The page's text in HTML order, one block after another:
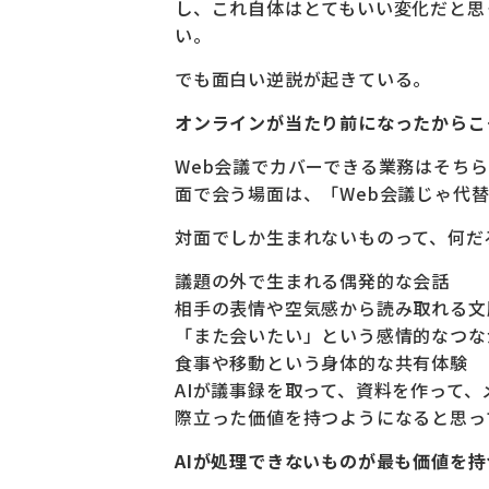
し、これ自体はとてもいい変化だと
い。
でも面白い逆説が起きている。
オンラインが当たり前になったから
Web会議でカバーできる業務はそち
面で会う場面は、「Web会議じゃ代
対面でしか生まれないものって、何
議題の外で生まれる偶発的な会話
相手の表情や空気感から読み取れる
「また会いたい」という感情的なつ
食事や移動という身体的な共有体験
AIが議事録を取って、資料を作って
際立った価値を持つようになると思
AIが処理できないものが最も価値を